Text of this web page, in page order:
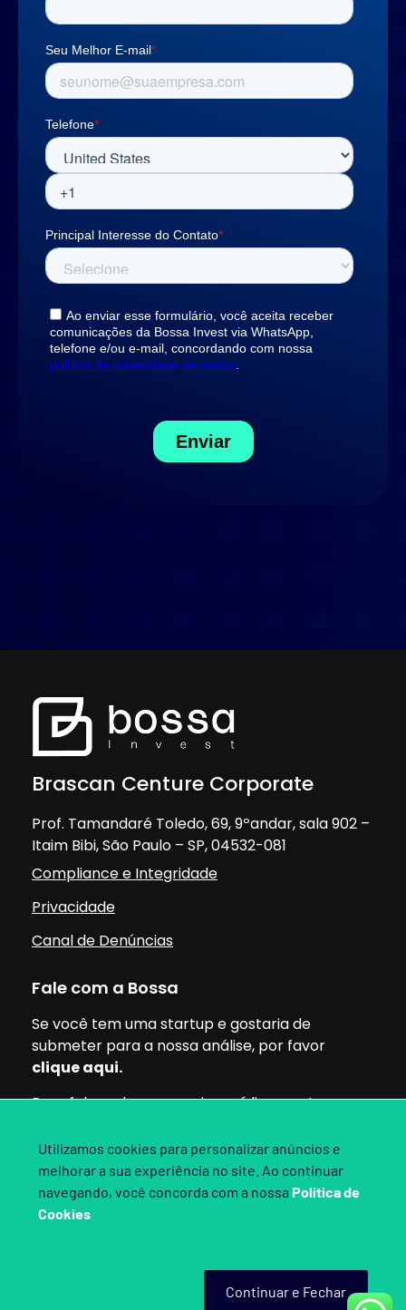
Brascan Centure Corporate
Prof. Tamandaré Toledo, 69, 9ºandar, sala 902 –
Itaim Bibi, São Paulo – SP, 04532-081
Compliance e Integridade
Privacidade
Canal de Denúncias
Fale com a Bossa
Se você tem uma startup e gostaria de
submeter para a nossa análise, por favor
clique aqui.
Para falar sobre parcerias, mídia ou outros
Siga nossas redes:
Utilizamos cookies para personalizar anúncios e
melhorar a sua experiência no site. Ao continuar
navegando, você concorda com a nossa Política de
Cookies
Continuar e Fechar